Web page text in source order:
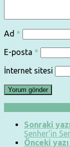
Ad *
E-posta *
İnternet sitesi
Sonraki
Şenher’in
Önceki yazı